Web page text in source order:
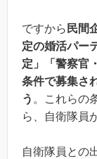
ですから 民間
定の婚活パー
定」「警察官
条件で募集さ
う 。これらの
ら、自衛隊員
自衛隊員との